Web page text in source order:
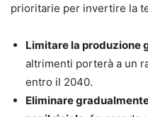
prioritarie per invertire la
Limitare la produzione
altrimenti porterà a un
entro il 2040.
Eliminare